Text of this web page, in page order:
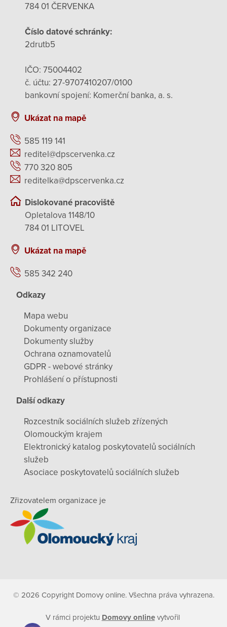
784 01 ČERVENKA
Číslo datové schránky:
2drutb5
IČO: 75004402
č. účtu: 27-9707410207/0100
bankovní spojení: Komerční banka, a. s.
Ukázat na mapě
585 119 141
reditel@dpscervenka.cz
770 320 805
reditelka@dpscervenka.cz
Dislokované pracoviště
Opletalova 1148/10
784 01 LITOVEL
Ukázat na mapě
585 342 240
Odkazy
Mapa webu
Dokumenty organizace
Dokumenty služby
Ochrana oznamovatelů
GDPR - webové stránky
Prohlášení o přístupnosti
Další odkazy
Rozcestník sociálních služeb zřízených
Olomouckým krajem
Elektronický katalog poskytovatelů sociálních
služeb
Asociace poskytovatelů sociálních služeb
Zřizovatelem organizace je
© 2026 Copyright Domovy online. Všechna práva vyhrazena.
V rámci projektu Domovy onlinevytvořil